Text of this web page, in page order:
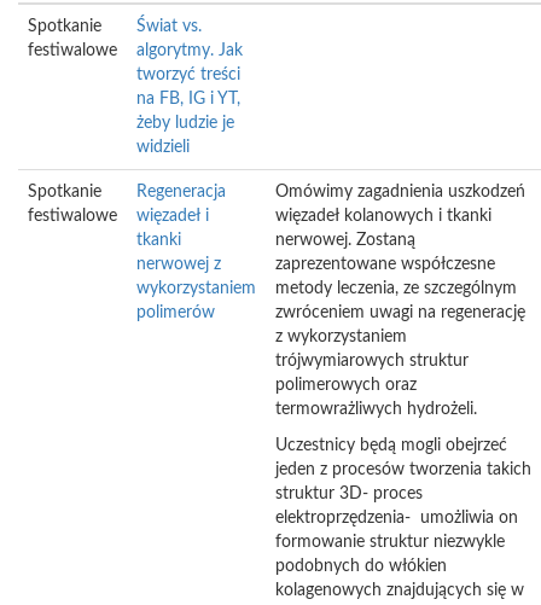
Spotkanie
festiwalowe
Świat vs.
algorytmy. Jak
tworzyć treści
na FB, IG i YT,
żeby ludzie je
widzieli
Spotkanie
festiwalowe
Regeneracja
więzadeł i
tkanki
nerwowej z
wykorzystaniem
polimerów
Omówimy zagadnienia uszkodzeń
więzadeł kolanowych i tkanki
nerwowej. Zostaną
zaprezentowane współczesne
metody leczenia, ze szczególnym
zwróceniem uwagi na regenerację
z wykorzystaniem
trójwymiarowych struktur
polimerowych oraz
termowrażliwych hydrożeli.
Uczestnicy będą mogli obejrzeć
jeden z procesów tworzenia takich
struktur 3D- proces
elektroprzędzenia- umożliwia on
formowanie struktur niezwykle
podobnych do włókien
kolagenowych znajdujących się w